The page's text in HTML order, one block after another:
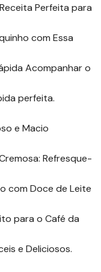
Perfeita para
com Essa
Acompanhar o
perfeita.
e Macio
Refresque-
com Doce de Leite
para o Café da
e Deliciosos.